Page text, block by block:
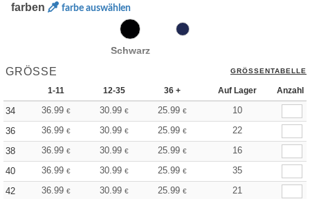
farben farbe auswählen
Schwarz
GRÖSSE GRÖSSENTABELLE
1-11 12-35 36 + Auf Lager Anzahl
34 36.99 € 30.99 € 25.99 €
10
36
36.99 € 30.99 € 25.99 €
22
38
36.99 € 30.99 € 25.99 €
16
40
36.99 € 30.99 € 25.99 €
35
42
36.99 € 30.99 € 25.99 €
21